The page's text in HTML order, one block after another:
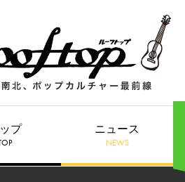
ップ ニュース
NEWS